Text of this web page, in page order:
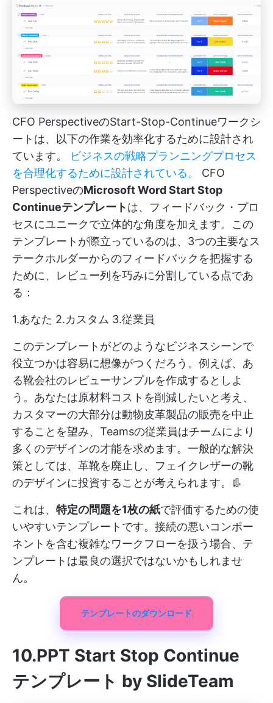
CFO PerspectiveのStart-Stop-Continueワークシ
ートは、以下の作業を効率化するために設計され
ています。
ビジネスの戦略プランニングプロセス
を合理化するために設計されている。
CFO
PerspectiveのMicrosoft Word Start Stop
Continueテンプレートは、フィードバック・プロ
セスにユニークで立体的な角度を加えます。この
テンプレートが際立っているのは、3つの主要なス
テークホルダーからのフィードバックを把握する
ために、レビュー列を巧みに分割している点であ
る：
1.あなた 2.カスタム 3.従業員
このテンプレートがどのようなビジネスシーンで
役立つかは容易に想像がつくだろう。例えば、あ
る靴会社のレビューサンプルを作成するとしよ
う。あなたは原材料コストを削減したいと考え、
カスタマーの大部分は動物皮革製品の販売を中止
することを望み、Teamsの従業員はチームにより
多くのデザインの才能を求めます。一般的な解決
策としては、革靴を廃止し、フェイクレザーの靴
のデザインに投資することが考えられます。👢
これは、 特定の問題を1枚の紙で評価するための使
いやすいテンプレートです。接続の悪いコンポー
ネントを含む複雑なワークフローを扱う場合、テ
ンプレートは最良の選択ではないかもしれませ
ん。
テンプレートのダウンロード
10.PPT Start Stop Continue
テンプレート by SlideTeam